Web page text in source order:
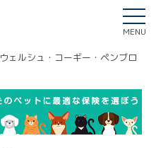
MENU
ウェルシュ・コーギー・ペンブロ